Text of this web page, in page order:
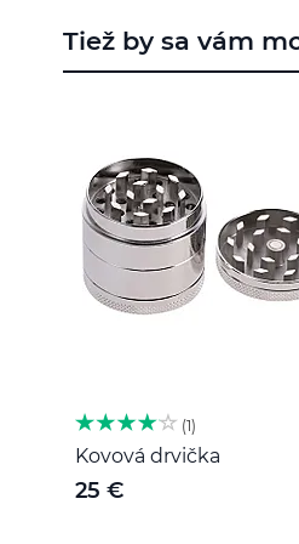
začiatok
galérie
Tiež by sa vám
1
Kovová drvička
25 €